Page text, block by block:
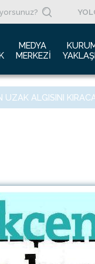
MEDYA
MERKEZI
Basın Kupürleri
Bilgi
UZAK ALGISINI